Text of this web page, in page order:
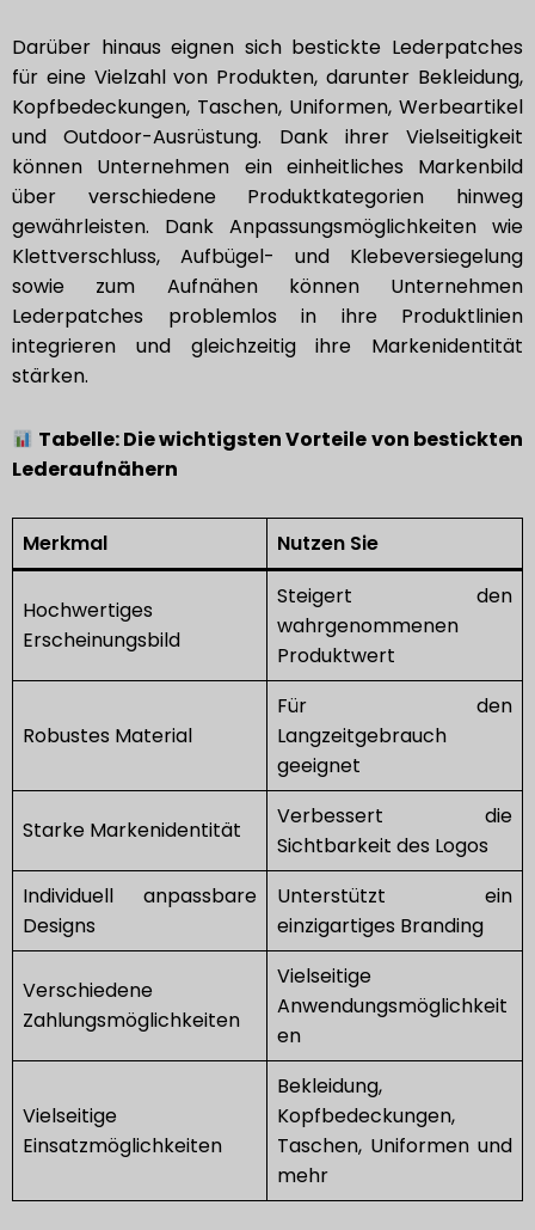
Darüber hinaus eignen sich bestickte Lederpatches
für eine Vielzahl von Produkten, darunter Bekleidung,
Kopfbedeckungen, Taschen, Uniformen, Werbeartikel
und Outdoor-Ausrüstung. Dank ihrer Vielseitigkeit
können Unternehmen ein einheitliches Markenbild
über verschiedene Produktkategorien hinweg
gewährleisten. Dank Anpassungsmöglichkeiten wie
Klettverschluss, Aufbügel- und Klebeversiegelung
sowie zum Aufnähen können Unternehmen
Lederpatches problemlos in ihre Produktlinien
integrieren und gleichzeitig ihre Markenidentität
stärken.
Tabelle: Die wichtigsten Vorteile von bestickten
Lederaufnähern
Merkmal Nutzen Sie
Hochwertiges
Erscheinungsbild
Steigert den
wahrgenommenen
Produktwert
Robustes Material
Für den
Langzeitgebrauch
geeignet
Starke Markenidentität
Verbessert die
Sichtbarkeit des Logos
Individuell anpassbare
Designs
Unterstützt ein
einzigartiges Branding
Verschiedene
Zahlungsmöglichkeiten
Vielseitige
Anwendungsmöglichkeit
en
Vielseitige
Einsatzmöglichkeiten
Bekleidung,
Kopfbedeckungen,
Taschen, Uniformen und
mehr